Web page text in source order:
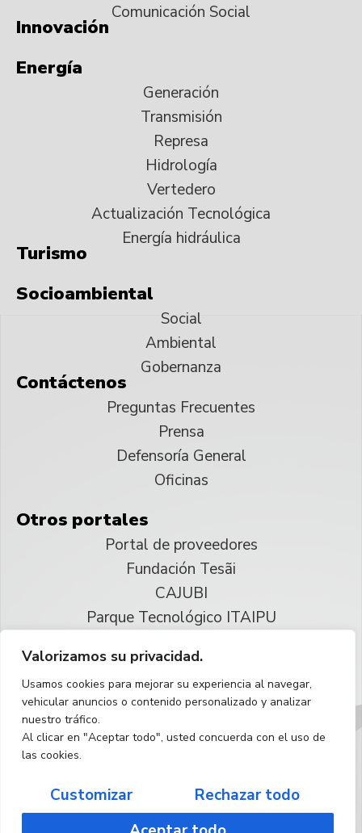
Valorizamos su privacidad.
Usamos cookies para mejorar su experiencia al navegar,
vehicular anuncios o contenido personalizado y analizar
nuestro tráfico.
Al clicar en "Aceptar todo", usted concuerda con el uso de
las cookies.
Customizar
Rechazar todo
Comunicación Social
Innovación
Energía
Generación
Transmisión
Represa
Hidrología
Vertedero
Actualización Tecnológica
Energía hidráulica
Turismo
Socioambiental
Social
Ambiental
Gobernanza
Contáctenos
Preguntas Frecuentes
Prensa
Defensoría General
Oficinas
Otros portales
Portal de proveedores
Fundación Tesãi
CAJUBI
Parque Tecnológico ITAIPU
Reservados todos los derechos
Español